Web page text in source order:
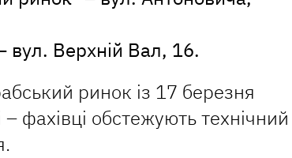
Верхній Вал, 16.
ринок із 17 березня
фахівці обстежують технічний